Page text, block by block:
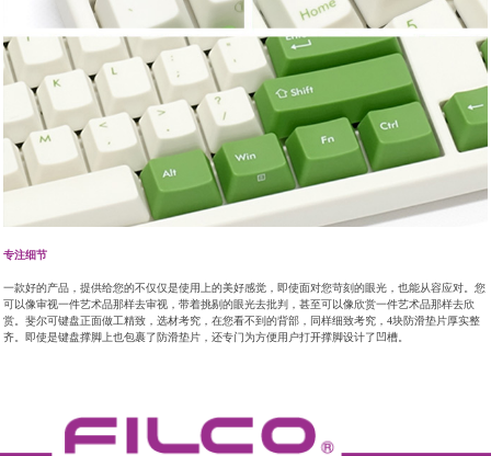
专注细节
一款好的产品，提供给您的不仅仅是使用上的美好感觉，即使面对您苛刻的眼光，也能从容应对。您
可以像审视一件艺术品那样去审视，带着挑剔的眼光去批判，甚至可以像欣赏一件艺术品那样去欣
赏。斐尔可键盘正面做工精致，选材考究，在您看不到的背部，同样细致考究，4块防滑垫片厚实整
齐。即使是键盘撑脚上也包裹了防滑垫片，还专门为方便用户打开撑脚设计了凹槽。